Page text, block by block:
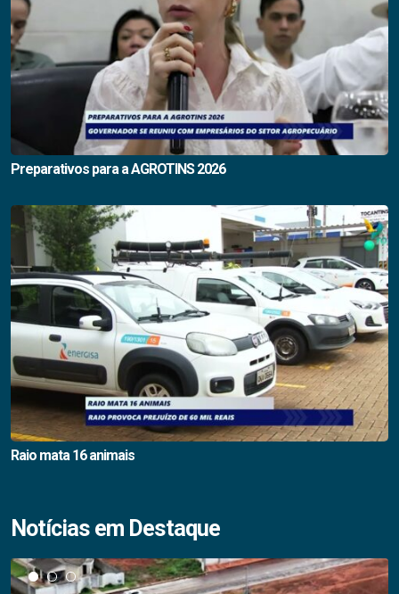
Preparativos para a AGROTINS 2026
Raio mata 16 animais
Notícias em Destaque